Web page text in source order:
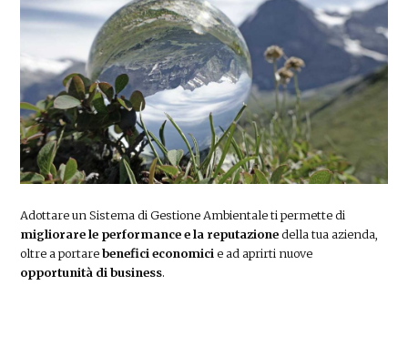
Adottare un Sistema di Gestione Ambientale ti permette di
migliorare le performance e la reputazionedella tua azienda,
oltre a portarebenefici economici e ad aprirti nuove
opportunità di business.